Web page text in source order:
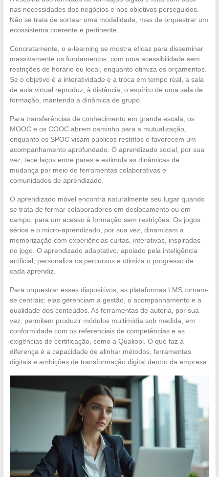
nas necessidades dos negócios e nos objetivos perseguidos.
Não se trata de sortear uma modalidade, mas de orquestrar um
ecossistema coerente e pertinente.
Concretamente, o e-learning se mostra eficaz para disseminar
massivamente os fundamentos, com uma acessibilidade sem
restrições de horário ou local, enquanto otimiza os orçamentos.
Se o objetivo é a interatividade e a troca em tempo real, a sala
de aula virtual reproduz, à distância, o espírito de uma sala de
formação, mantendo a dinâmica de grupo.
Para transferências de conhecimento em grande escala, os
MOOC e os COOC abrem caminho para a mutualização,
enquanto os SPOC visam públicos restritos e favorecem um
acompanhamento aprofundado. O aprendizado social, por sua
vez, tece laços entre pares e estimula as dinâmicas de
mudança por meio de ferramentas colaborativas e
comunidades de aprendizado.
O aprendizado móvel encontra naturalmente seu lugar quando
se trata de formar colaboradores em deslocamento ou em
campo, para um acesso à formação sem restrições. Os jogos
sérios e o micro-aprendizado, por sua vez, dinamizam a
memorização com experiências curtas, interativas, inspiradas
no jogo. O aprendizado adaptativo, apoiado pela inteligência
artificial, personaliza os percursos e otimiza o progresso de
cada aprendiz.
Para orquestrar esses dispositivos, as plataformas LMS tornam-
se centrais: elas gerenciam a gestão, o acompanhamento e a
qualidade dos conteúdos. As ferramentas de autoria, por sua
vez, permitem produzir módulos multimídia sob medida, em
conformidade com os referenciais de competências e as
exigências de certificação, como a Qualiopi. O que faz a
diferença é a capacidade de alinhar métodos, ferramentas
digitais e ambições de transformação digital dentro da empresa.